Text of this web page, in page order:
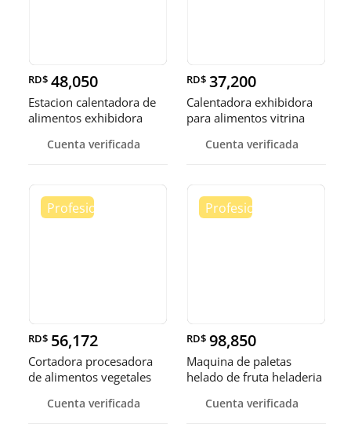
RD$ 48,050
Estacion calentadora de
alimentos exhibidora
Cuenta verificada
RD$ 37,200
Calentadora exhibidora
para alimentos vitrina
Cuenta verificada
RD$ 56,172
Cortadora procesadora
de alimentos vegetales
Cuenta verificada
RD$ 98,850
Maquina de paletas
helado de fruta heladeria
Cuenta verificada